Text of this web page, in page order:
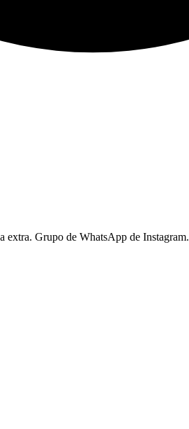
extra. Grupo de WhatsApp de Instagram.